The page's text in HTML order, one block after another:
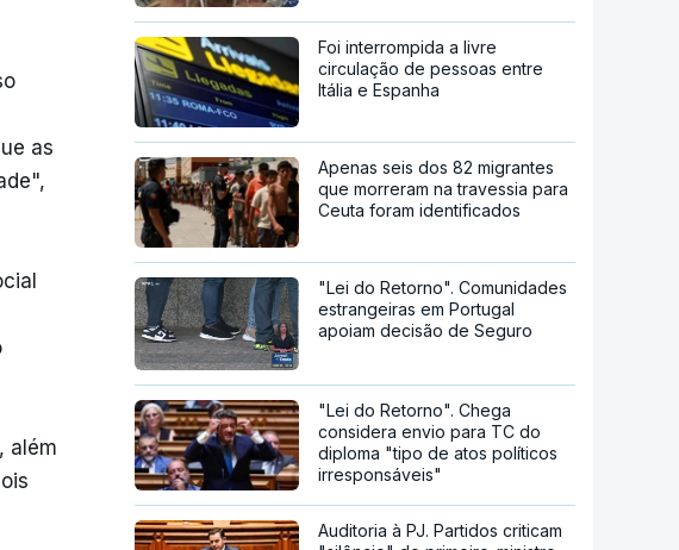
as
além
Foi interrompida a livre
circulação de pessoas entre
Itália e Espanha
Apenas seis dos 82 migrantes
que morreram na travessia para
Ceuta foram identificados
"Lei do Retorno". Comunidades
estrangeiras em Portugal
apoiam decisão de Seguro
"Lei do Retorno". Chega
considera envio para TC do
diploma "tipo de atos políticos
irresponsáveis"
Auditoria à PJ. Partidos criticam